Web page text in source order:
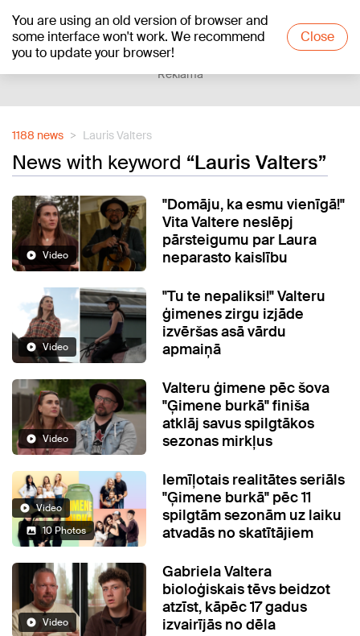
You are using an old version of browser and
some interface won't work. We recommend
you to update your browser!
Close
+20°C
Reklāma
1188 news Lauris Valters
News with keyword “Lauris Valters”
Video
"Domāju, ka esmu vienīgā!"
Vita Valtere neslēpj
pārsteigumu par Laura
neparasto kaislību
Video
"Tu te nepaliksi!" Valteru
ģimenes zirgu izjāde
izvēršas asā vārdu
apmaiņā
Video
Valteru ģimene pēc šova
"Ģimene burkā" finiša
atklāj savus spilgtākos
sezonas mirkļus
Video
10 Photos
Iemīļotais realitātes seriāls
"Ģimene burkā" pēc 11
spilgtām sezonām uz laiku
atvadās no skatītājiem
Video
Gabriela Valtera
bioloģiskais tēvs beidzot
atzīst, kāpēc 17 gadus
izvairījās no dēla